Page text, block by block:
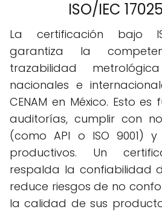
ISO/IEC
La certificación bajo
garantiza la
trazabilidad
nacionales e
CENAM en México. Esto
auditorías, cumplir con
(como API o ISO 9001)
productivos. Un
respalda la confiabilidad
reduce riesgos de no
la calidad de sus